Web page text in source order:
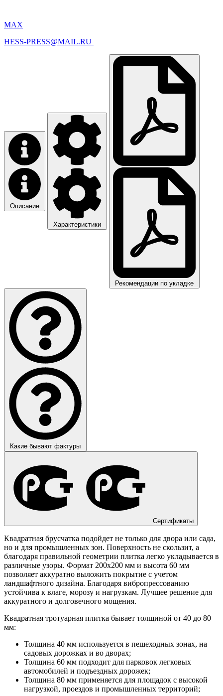
MAX
HESS-PRESS@MAIL.RU
Описание
Характеристики
Рекомендации по укладке
Какие бывают фактуры
Сертификаты
Квадратная брусчатка подойдет не только для двора или сада,
но и для промышленных зон. Поверхность не скользит, а
благодаря правильной геометрии плитка легко укладывается в
различные узоры. Формат 200х200 мм и высота 60 мм
позволяет аккуратно выложить покрытие с учетом
ландшафтного дизайна. Благодаря вибропрессованию
устойчива к влаге, морозу и нагрузкам. Лучшее решение для
аккуратного и долговечного мощения.
Квадратная тротуарная плитка бывает толщиной от 40 до 80
мм:
Толщина 40 мм используется в пешеходных зонах, на
садовых дорожках и во дворах;
Толщина 60 мм подходит для парковок легковых
автомобилей и подъездных дорожек;
Толщина 80 мм применяется для площадок с высокой
нагрузкой, проездов и промышленных территорий;